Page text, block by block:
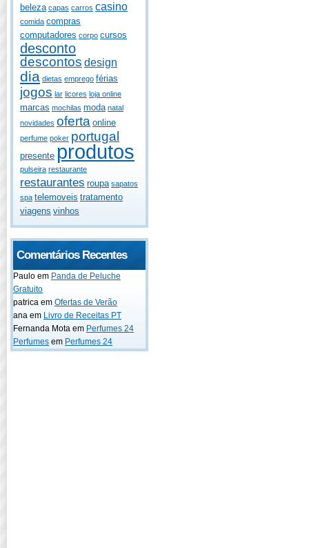
beleza capas carros casino
comida compras
computadores corpo cursos
desconto
descontos design
dia dietas emprego férias
jogos lar licores loja online
marcas mochilas moda natal
novidades oferta online
perfume poker portugal
presente produtos
pulseira restaurante
restaurantes roupa sapatos
spa telemoveis tratamento
viagens vinhos
Comentários Recentes
Paulo em Panda de Peluche
Gratuito
patrica em Ofertas de Verão
ana em Livro de Receitas PT
Fernanda Mota em Perfumes 24
Perfumes em Perfumes 24